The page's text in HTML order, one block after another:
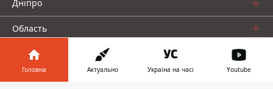
Дніпро
Область
Україна
Реклама
Головна Актуально Україна на часі Youtube